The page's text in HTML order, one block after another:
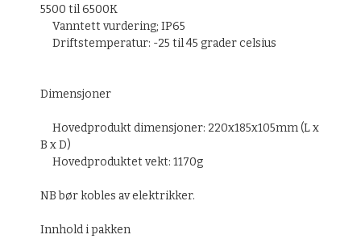
5500til 6500K
Vanntett vurdering;IP65
Driftstemperatur: -25 til 45 grader celsius
Dimensjoner
Hovedprodukt dimensjoner: 220x185x105mm (L x
B x D)
Hovedproduktet vekt:1170g
NB bør kobles av elektrikker.
Innhold i pakken